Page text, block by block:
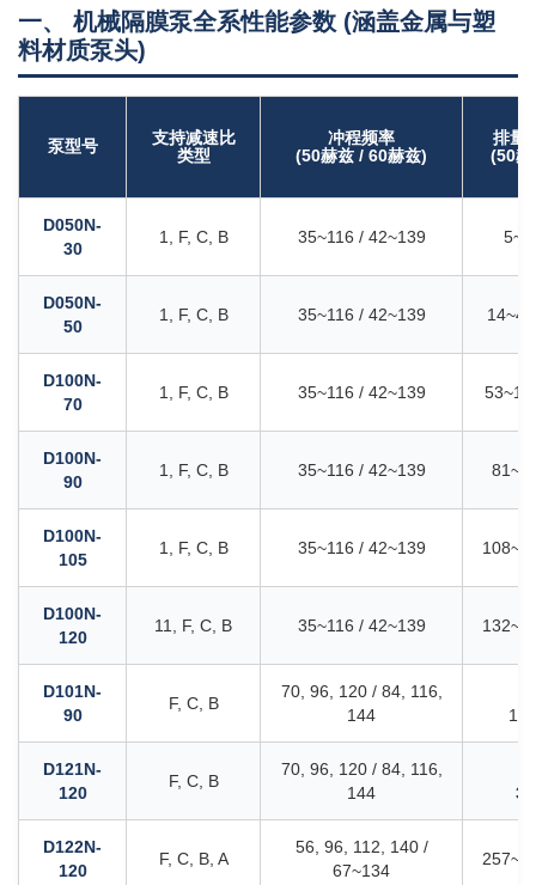
一、 机械隔膜泵全系性能参数 (涵盖金属与塑
料材质泵头)
泵型号
支持减速比
类型
冲程频率
(50赫兹 / 60赫兹)
排量
(50赫
D050N-
30
1, F, C, B 35~116 / 42~139
D050N-
50
1, F, C, B 35~116 / 42~139
D100N-
70
1, F, C, B 35~116 / 42~139
D100N-
90
1, F, C, B 35~116 / 42~139
D100N-
105
1, F, C, B 35~116 / 42~139
D100N-
120
11, F, C, B 35~116 / 42~139
D101N-
90
F, C, B
70, 96, 120 / 84, 116,
144
D121N-
120
F, C, B
70, 96, 120 / 84, 116,
144
D122N-
120
F, C, B, A
56, 96, 112, 140 /
67~134